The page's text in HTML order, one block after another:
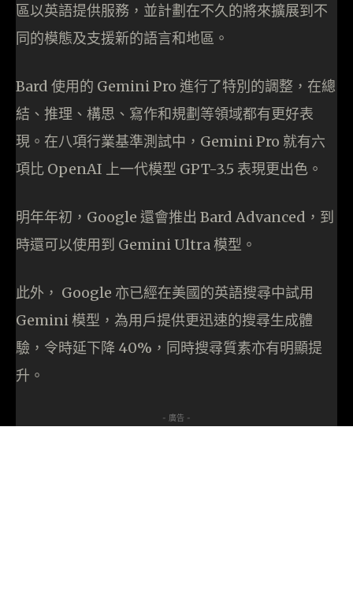
區以英語提供服務，並計劃在不久的將來擴展到不
同的模態及支援新的語言和地區。
Bard 使用的 Gemini Pro 進行了特別的調整，在總
結、推理、構思、寫作和規劃等領域都有更好表
現。在八項行業基準測試中，Gemini Pro 就有六
項比 OpenAI 上一代模型 GPT-3.5 表現更出色。
明年年初，Google 還會推出 Bard Advanced，到
時還可以使用到 Gemini Ultra 模型。
此外， Google 亦已經在美國的英語搜尋中試用
Gemini 模型，為用戶提供更迅速的搜尋生成體
驗，令時延下降 40%，同時搜尋質素亦有明顯提
升。
- 廣告 -